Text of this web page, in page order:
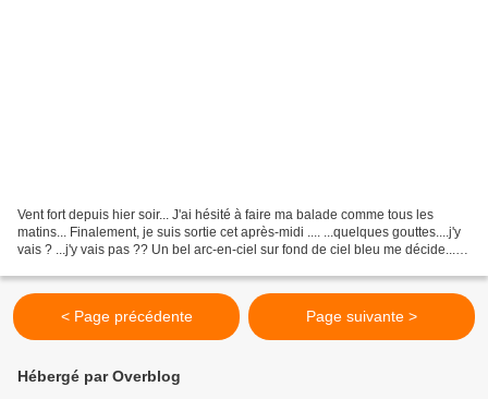
Vent fort depuis hier soir... J'ai hésité à faire ma balade comme tous les
matins... Finalement, je suis sortie cet après-midi .... ...quelques gouttes....j'y
vais ? ...j'y vais pas ?? Un bel arc-en-ciel sur fond de ciel bleu me décide....
< Page précédente Page suivante >
Hébergé par Overblog